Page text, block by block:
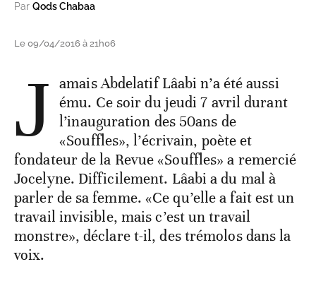
Par Qods Chabaa
Le 09/04/2016 à 21h06
J amais Abdelatif Lâabi n’a été aussi
ému. Ce soir du jeudi 7 avril durant
l’inauguration des 50ans de
«Souffles», l’écrivain, poète et
fondateur de la Revue «Souffles» a remercié
Jocelyne. Difficilement. Lâabi a du mal à
parler de sa femme. «Ce qu’elle a fait est un
travail invisible, mais c’est un travail
monstre», déclare t-il, des trémolos dans la
voix.